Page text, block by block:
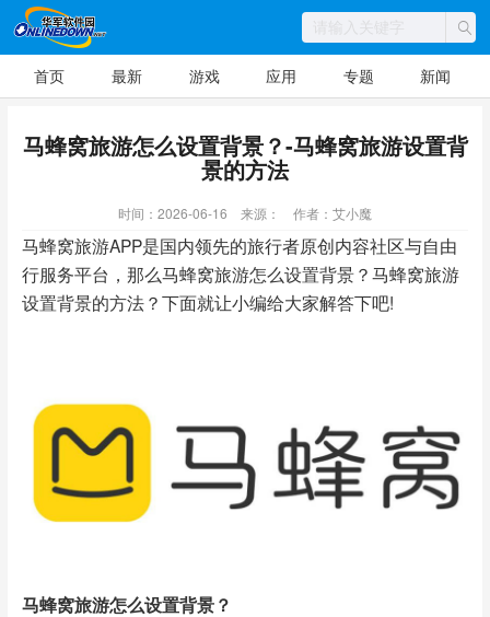
首页 最新 游戏 应用 专题 新闻
马蜂窝旅游怎么设置背景？-马蜂窝旅游设置背
景的方法
时间：2026-06-16 来源： 作者：艾小魔
马蜂窝旅游APP是国内领先的旅行者原创内容社区与自由
行服务平台，那么马蜂窝旅游怎么设置背景？马蜂窝旅游
设置背景的方法？下面就让小编给大家解答下吧!
马蜂窝旅游怎么设置背景？